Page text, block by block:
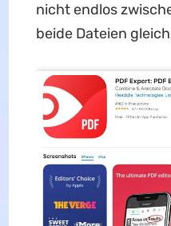
nicht endlos
beide Dateien